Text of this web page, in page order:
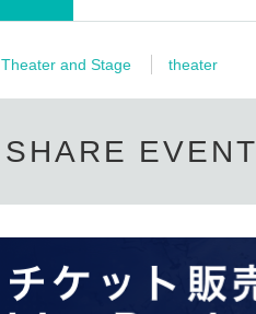
Theater and Stage theater
SHARE EVENT